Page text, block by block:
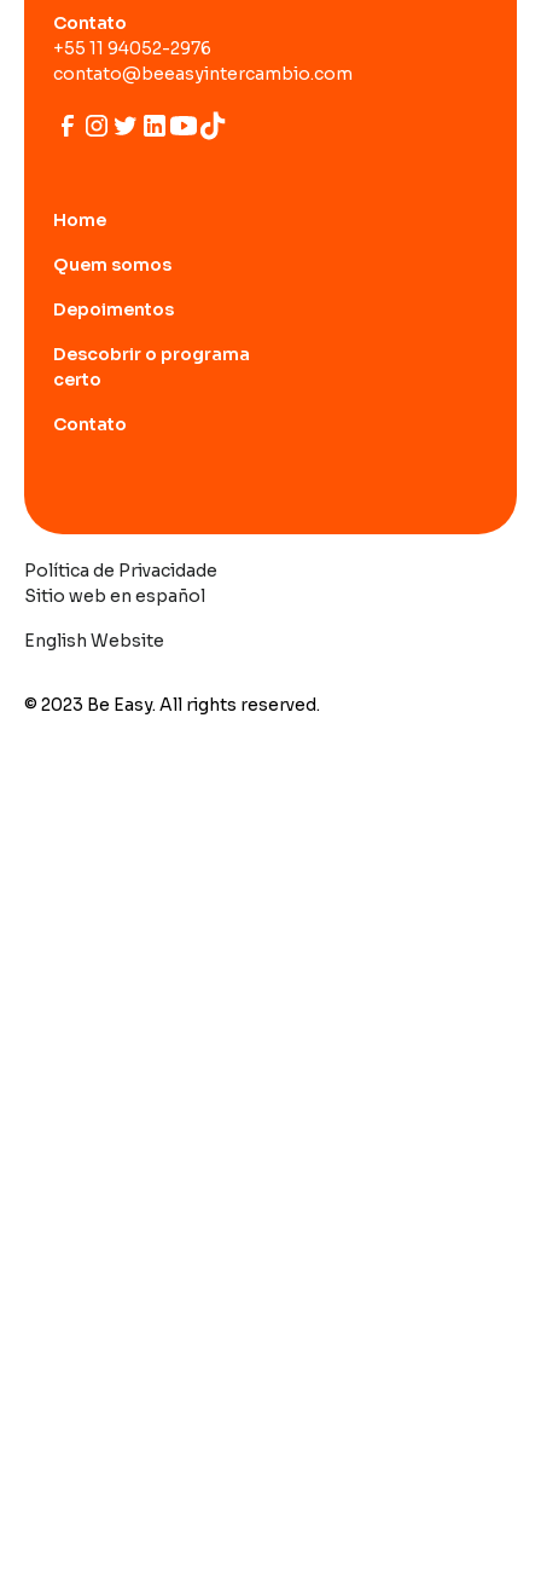
Contato
+55 11 94052-2976
contato@beeasyintercambio.com
Home
Quem somos
Depoimentos
Descobrir o programa
certo
Contato
© 2023 Be Easy. All rights reserved.
Sitio web en español
English Website
Política de Privacidade